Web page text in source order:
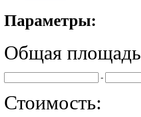
Параметры:
Общая площадь
-
Стоимость: